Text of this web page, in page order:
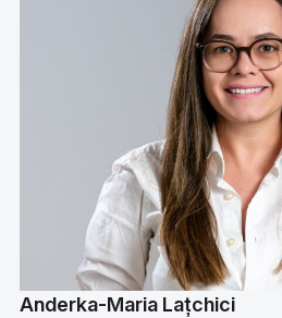
Anderka-Maria Lațchici